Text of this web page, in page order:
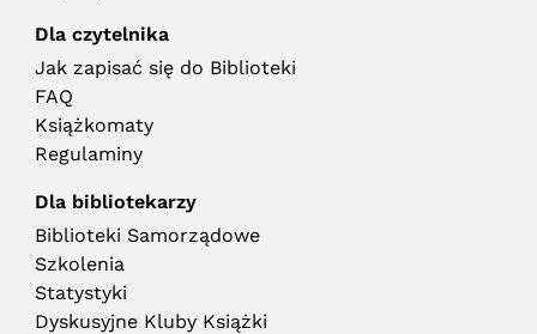
Dla czytelnika
Jak zapisać się do Biblioteki
FAQ
Książkomaty
Regulaminy
Dla bibliotekarzy
Biblioteki Samorządowe
Szkolenia
Statystyki
Dyskusyjne Kluby Książki